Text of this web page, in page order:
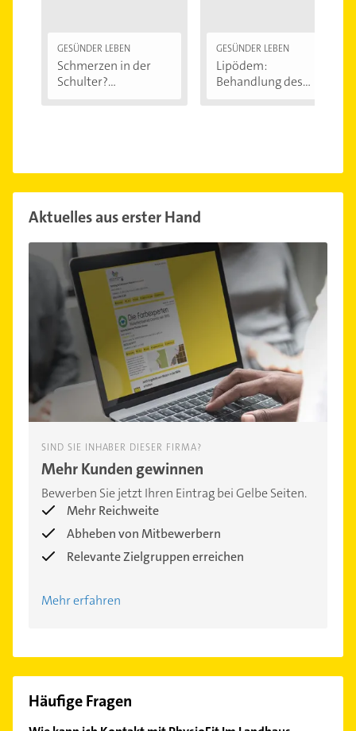
GESÜNDER LEBEN
Schmerzen in der
Schulter?
GESÜNDER LEBEN
Lipödem:
Behandlung des
Aktuelles aus erster Hand
SIND SIE INHABER DIESER FIRMA?
Mehr Kunden gewinnen
Bewerben Sie jetzt Ihren Eintrag bei Gelbe Seiten.
Mehr Reichweite
Abheben von Mitbewerbern
Relevante Zielgruppen erreichen
Mehr erfahren
Häufige Fragen